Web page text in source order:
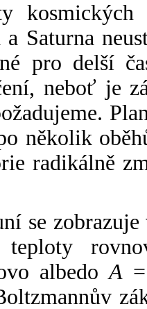
a Saturna
pro delší
neboť je
několik
radikálně
se
albedoA